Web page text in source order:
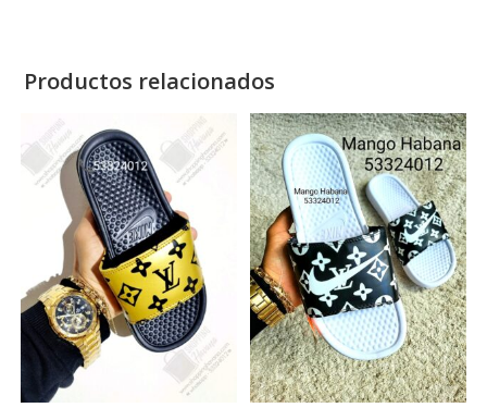
Productos relacionados